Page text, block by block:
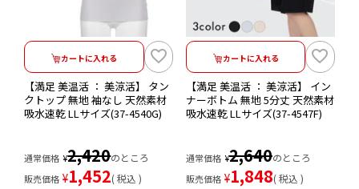
カートに入れる
【満足 美温活 ： 美涼活】 タン
クトップ 無地 袖なし 天然素材
吸水速乾 LLサイズ(37-4540G)
通常価格 ¥2,420のところ
販売価格 ¥1,452 税込
カートに入れる
【満足 美温活 ： 美涼活】 イン
ナーボトム 無地 5分丈 天然素材
吸水速乾 LLサイズ(37-4547F)
通常価格 ¥2,640のところ
販売価格 ¥1,848 税込